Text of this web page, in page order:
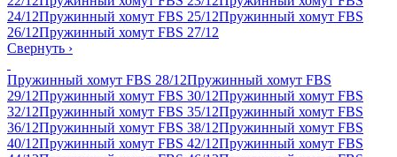
24/12Пружинный хомут FBS 25/12Пружинный хомут FBS
26/12Пружинный хомут FBS 27/12
Свернуть ›
Пружинный хомут FBS 28/12Пружинный хомут FBS
29/12Пружинный хомут FBS 30/12Пружинный хомут FBS
32/12Пружинный хомут FBS 35/12Пружинный хомут FBS
36/12Пружинный хомут FBS 38/12Пружинный хомут FBS
40/12Пружинный хомут FBS 42/12Пружинный хомут FBS